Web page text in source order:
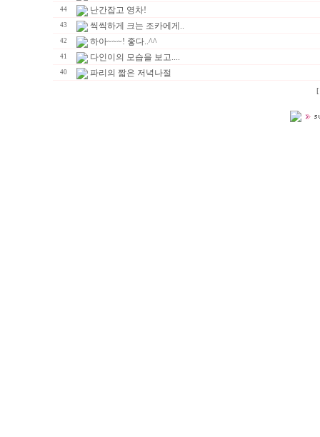
44 난간잡고 영차!
43 씩씩하게 크는 조카에게..
42 하아~~~! 좋다..^^
41 다인이의 모습을 보고....
40 파리의 짧은 저녁나절